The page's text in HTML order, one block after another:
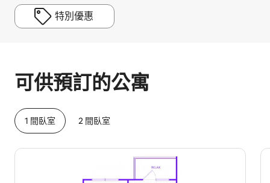
特別優惠
可供預訂的公寓
1 間臥室 2 間臥室